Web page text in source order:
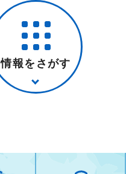
情報をさがす